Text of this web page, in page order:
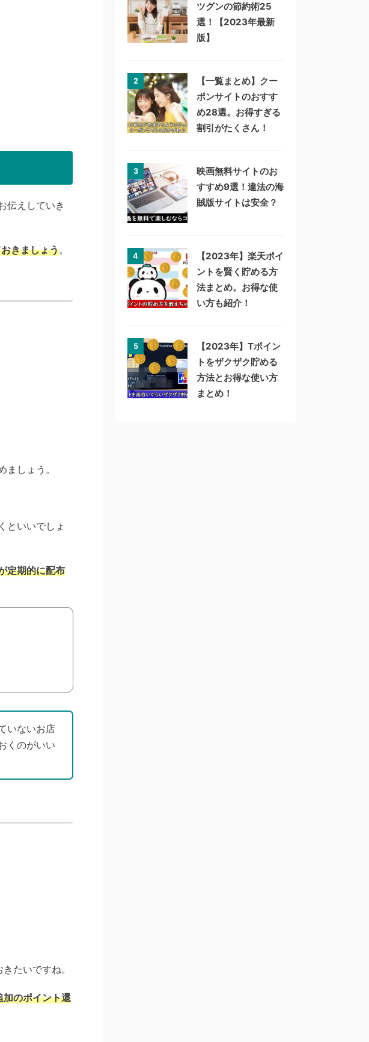
伝えしていき
きましょう。
しょう。
といいでしょ
定期的に配布
いないお店
くのがいい
たいですね。
のポイント還
ツグンの節約術25
選！【2023年最新
版】
2
【一覧まとめ】クー
ポンサイトのおすす
め28選。お得すぎる
割引がたくさん！
3
映画無料サイトのお
すすめ9選！違法の海
賊版サイトは安全？
4
【2023年】楽天ポイ
ントを賢く貯める方
法まとめ。お得な使
い方も紹介！
5
【2023年】Tポイン
トをザクザク貯める
方法とお得な使い方
まとめ！